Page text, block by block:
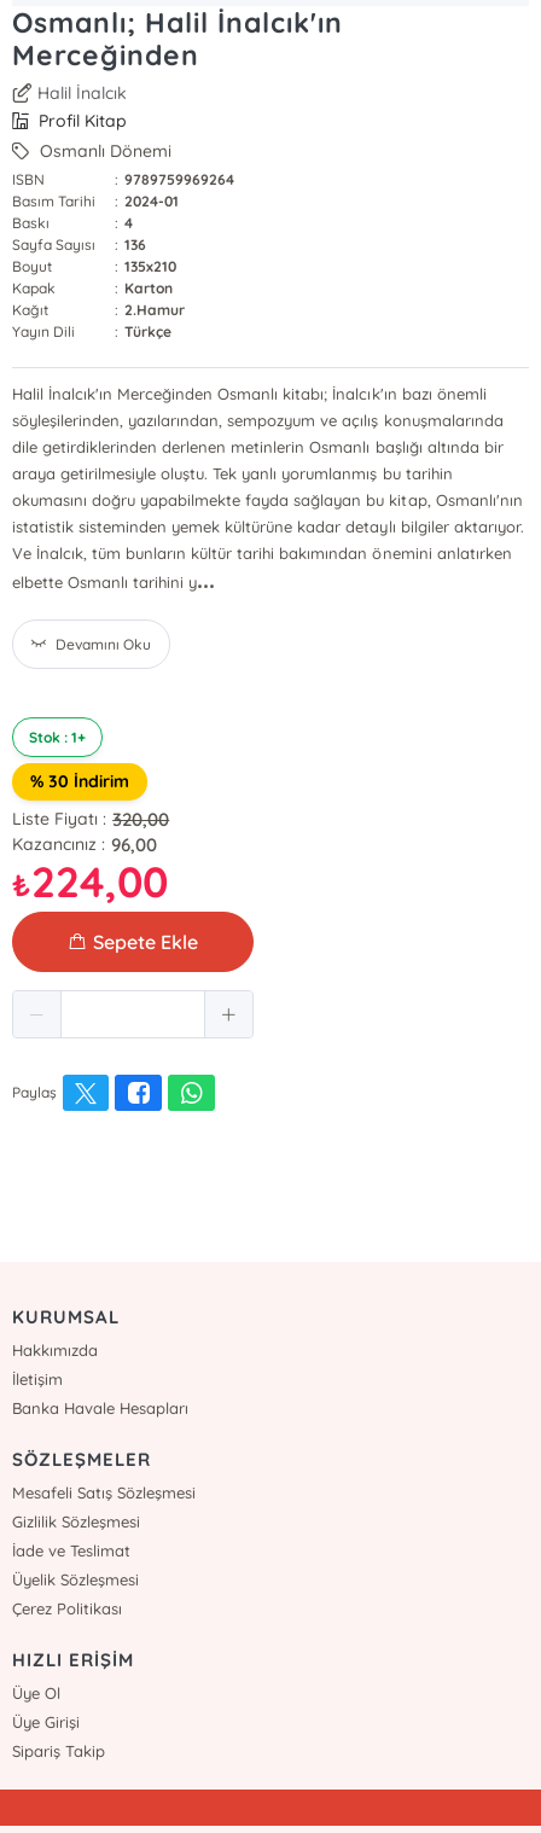
Osmanlı; Halil İnalcık'ın
Merceğinden
Halil İnalcık
Profil Kitap
Osmanlı Dönemi
ISBN : 9789759969264
Basım Tarihi
: 2024-01
Baskı
: 4
Sayfa Sayısı
: 136
Boyut
: 135x210
Kapak
: Karton
Kağıt
: 2.Hamur
Yayın Dili
: Türkçe
Halil İnalcık'ın Merceğinden Osmanlı kitabı; İnalcık'ın bazı önemli
söyleşilerinden, yazılarından, sempozyum ve açılış konuşmalarında
dile getirdiklerinden derlenen metinlerin Osmanlı başlığı altında bir
araya getirilmesiyle oluştu. Tek yanlı yorumlanmış bu tarihin
okumasını doğru yapabilmekte fayda sağlayan bu kitap, Osmanlı'nın
istatistik sisteminden yemek kültürüne kadar detaylı bilgiler aktarıyor.
Ve İnalcık, tüm bunların kültür tarihi bakımından önemini anlatırken
elbette Osmanlı tarihini y...
Devamını Oku
Stok : 1+
% 30 İndirim
Liste Fiyatı : 320,00
Kazancınız : 96,00
₺224,00
Sepete Ekle
Paylaş
KURUMSAL
Hakkımızda
İletişim
Banka Havale Hesapları
SÖZLEŞMELER
Mesafeli Satış Sözleşmesi
Gizlilik Sözleşmesi
İade ve Teslimat
Üyelik Sözleşmesi
Çerez Politikası
HIZLI ERİŞİM
Üye Ol
Üye Girişi
Sipariş Takip